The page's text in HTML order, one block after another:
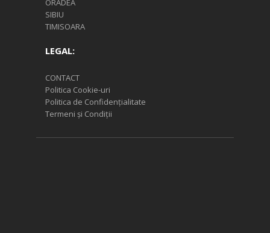
ORADEA
SIBIU
TIMISOARA
LEGAL:
CONTACT
Politica Cookie-uri
Politica de Confidențialitate
Termeni și Condiții